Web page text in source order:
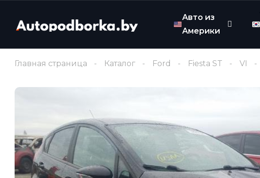
Авто из
Америки
Главная страница Каталог Ford Fiesta ST VI